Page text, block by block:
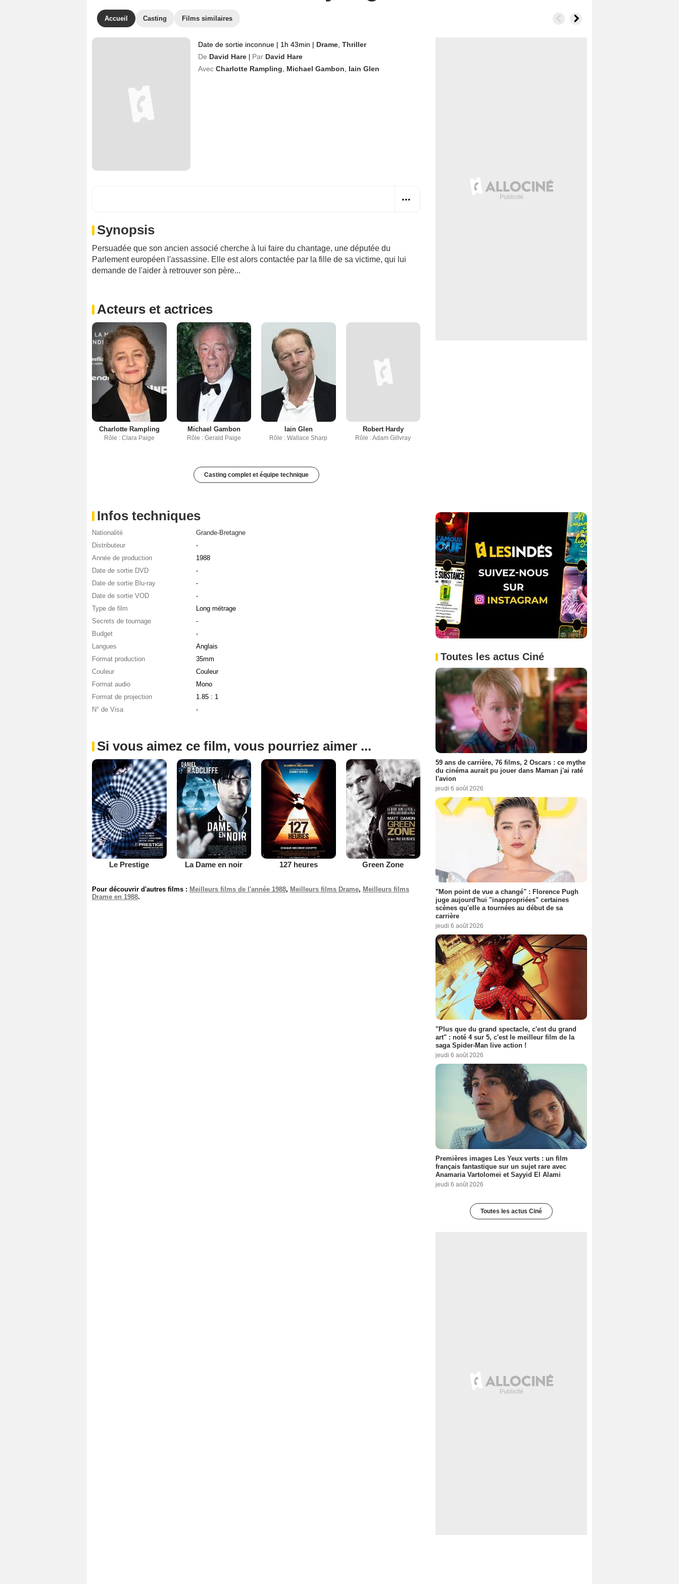
Accueil Casting Films similaires
Date de sortie inconnue | 1h 43min | Drame Thriller
De David Hare Par David Hare
Avec Charlotte Rampling Michael Gambon Iain Glen
Synopsis
Persuadée que son ancien associé cherche à lui faire du chantage, une députée du
Parlement européen l'assassine. Elle est alors contactée par la fille de sa victime, qui lui
demande de l'aider à retrouver son père...
Acteurs et actrices
Charlotte Rampling
Rôle : Clara Paige
Michael Gambon
Rôle : Gerald Paige
Iain Glen
Rôle : Wallace Sharp
Robert Hardy
Rôle : Adam Gillvray
Casting complet et équipe technique
Infos techniques
Nationalité
Grande-Bretagne
Distributeur
-
Année de production
1988
Date de sortie DVD
-
Date de sortie Blu-ray
-
Date de sortie VOD
-
Type de film
Long métrage
Secrets de tournage
-
Budget
-
Langues
Anglais
Format production
35mm
Couleur
Couleur
Format audio
Mono
Format de projection
1.85 : 1
N° de Visa
-
Si vous aimez ce film, vous pourriez aimer ...
Le Prestige La Dame en noir 127 heures Green Zone
Pour découvrir d'autres films : Meilleurs films de l'année 1988, Meilleurs films Drame, Meilleurs films
Drame en 1988.
Toutes les actus Ciné
59 ans de carrière, 76 films, 2 Oscars : ce mythe
du cinéma aurait pu jouer dans Maman j'ai raté
l'avion
jeudi 6 août 2026
"Mon point de vue a changé" : Florence Pugh
juge aujourd'hui "inappropriées" certaines
scènes qu'elle a tournées au début de sa
carrière
jeudi 6 août 2026
"Plus que du grand spectacle, c'est du grand
art" : noté 4 sur 5, c'est le meilleur film de la
saga Spider-Man live action !
jeudi 6 août 2026
Premières images Les Yeux verts : un film
français fantastique sur un sujet rare avec
Anamaria Vartolomei et Sayyid El Alami
jeudi 6 août 2026
Toutes les actus Ciné